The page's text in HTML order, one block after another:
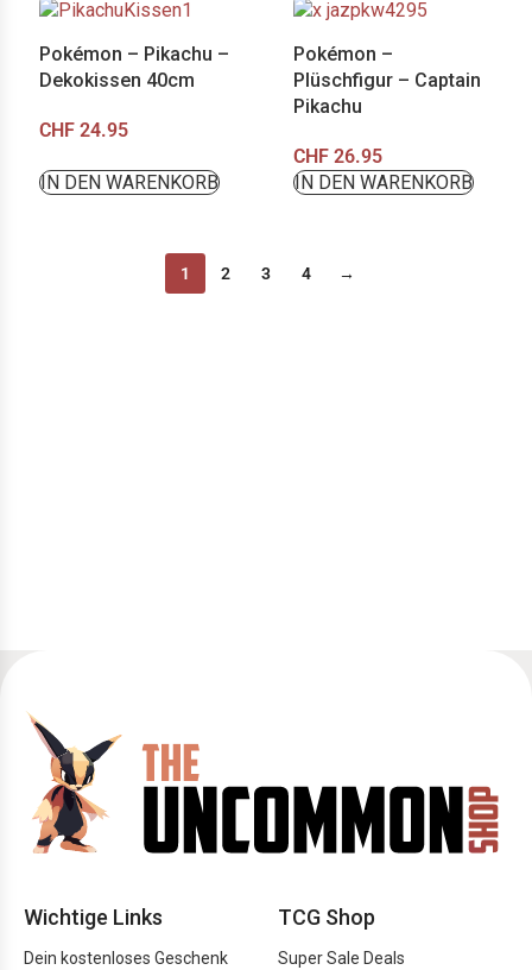
Pokémon – Pikachu –
Dekokissen 40cm
CHF 24.95
IN DEN WARENKORB
Pokémon –
Plüschfigur – Captain
Pikachu
CHF26.95
IN DEN WARENKORB
1 2 3 4 →
Wichtige Links
Dein kostenloses Geschenk
TCG Shop
Super Sale Deals